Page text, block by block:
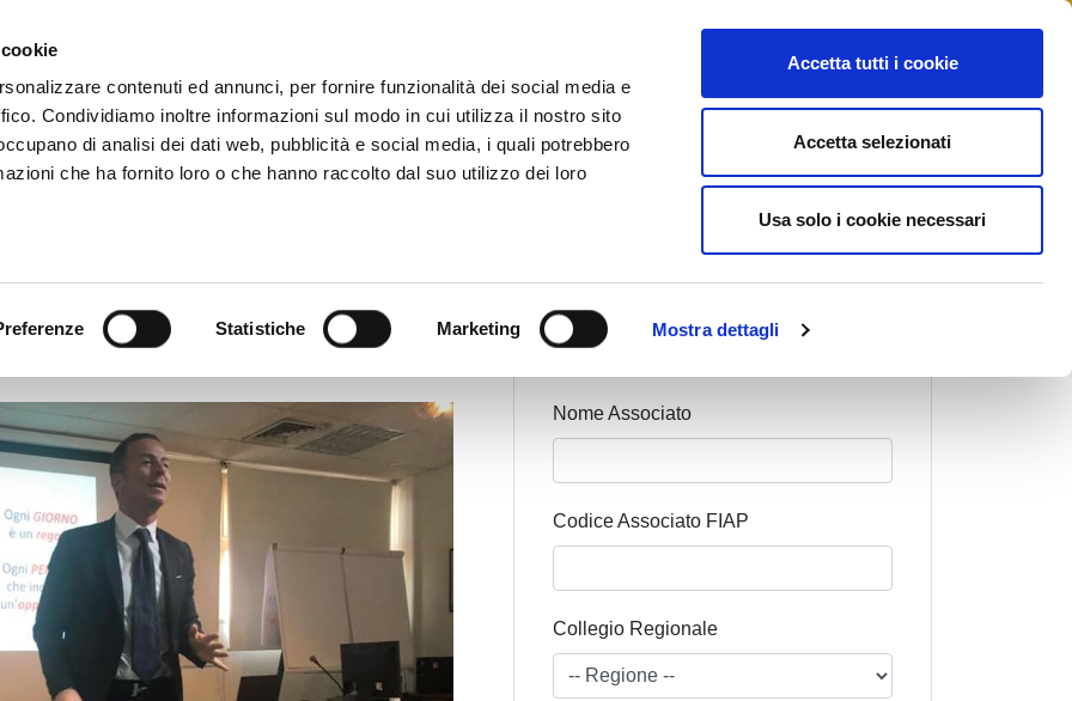
contenuti ed annunci, per fornire funzionalità dei social media e
Condividiamo inoltre informazioni sul modo in cui utilizza il nostro sito
di analisi dei dati web, pubblicità e social media, i quali potrebbero
che ha fornito loro o che hanno raccolto dal suo utilizzo dei loro
Statistiche Marketing Mostra dettagli
Accetta tutti i cookie
Accetta selezionati
Usa solo i cookie necessari
Immobiliari Professionali
News
Cognome Associato
Nome Associato
Codice Associato FIAP
Collegio Regionale